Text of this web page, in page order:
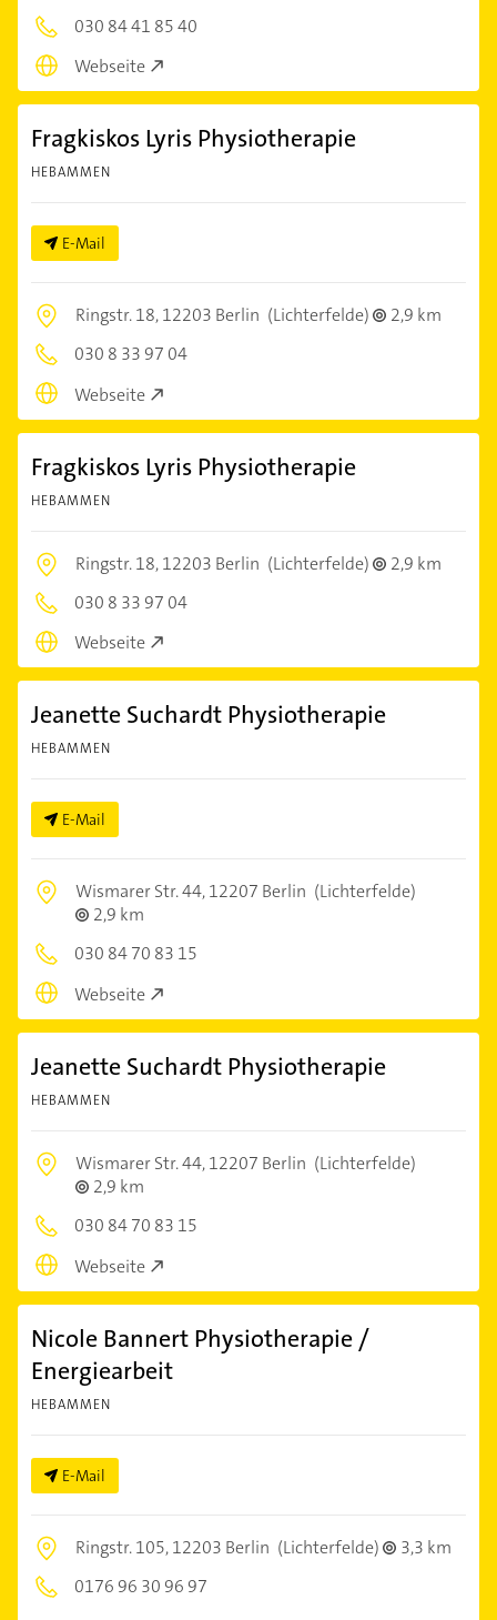
030 84 41 85 40
Webseite
Fragkiskos Lyris Physiotherapie
HEBAMMEN
E-Mail
Ringstr. 18,12203 Berlin (Lichterfelde)
2,9 km
030 8 33 97 04
Webseite
Fragkiskos Lyris Physiotherapie
HEBAMMEN
Ringstr. 18,12203 Berlin (Lichterfelde)
2,9 km
030 8 33 97 04
Webseite
Jeanette Suchardt Physiotherapie
HEBAMMEN
E-Mail
Wismarer Str. 44,12207 Berlin (Lichterfelde)
2,9 km
030 84 70 83 15
Webseite
Jeanette Suchardt Physiotherapie
HEBAMMEN
Wismarer Str. 44,12207 Berlin (Lichterfelde)
2,9 km
030 84 70 83 15
Webseite
Nicole Bannert Physiotherapie /
Energiearbeit
HEBAMMEN
E-Mail
Ringstr. 105,12203 Berlin (Lichterfelde)
3,3 km
0176 96 30 96 97